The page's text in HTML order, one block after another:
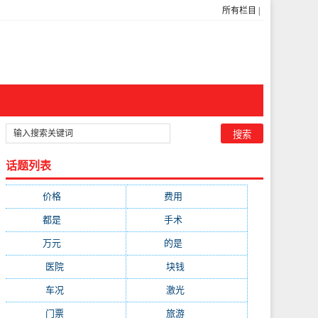
所有栏目
话题列表
价格 费用
都是 手术(1536)
万元 的是(1059)
医院(647) 块钱
车况(582) 激光
门票(564) 旅游